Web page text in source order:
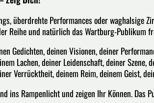
überdrehte Performances oder waghalsige
Reihe und natürlich das Wartburg-Publikum
Gedichten, deinen Visionen, deiner
Lachen, deiner Leidenschaft, deiner Szene,
Verrücktheit, deinem Reim, deinem Geist,
ins Rampenlicht und zeigen Ihr Können. Das